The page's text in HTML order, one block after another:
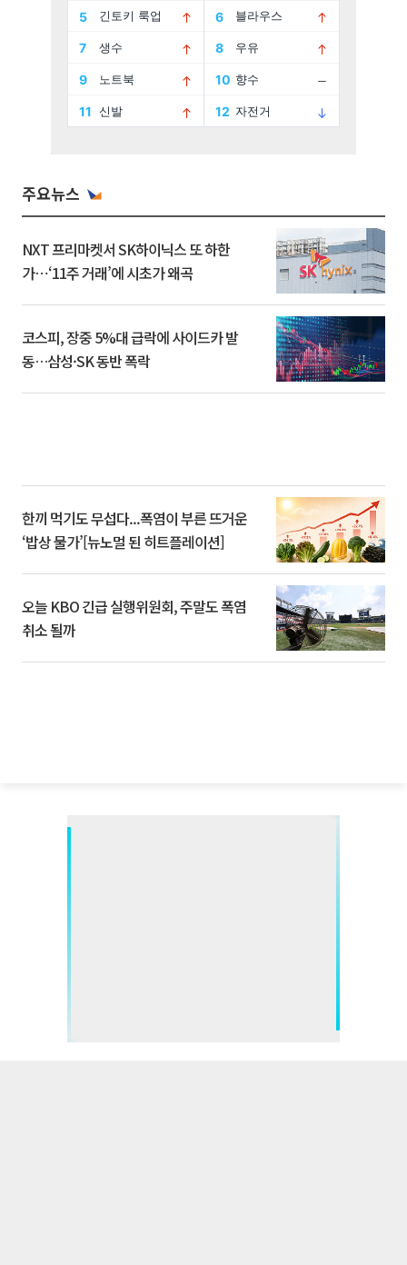
주요뉴스
NXT 프리마켓서 SK하이닉스 또 하한
가⋯‘11주 거래’에 시초가 왜곡
코스피, 장중 5%대 급락에 사이드카 발
동…삼성·SK 동반 폭락
한끼 먹기도 무섭다...폭염이 부른 뜨거운
‘밥상 물가’[뉴노멀 된 히트플레이션]
오늘 KBO 긴급 실행위원회, 주말도 폭염
취소 될까